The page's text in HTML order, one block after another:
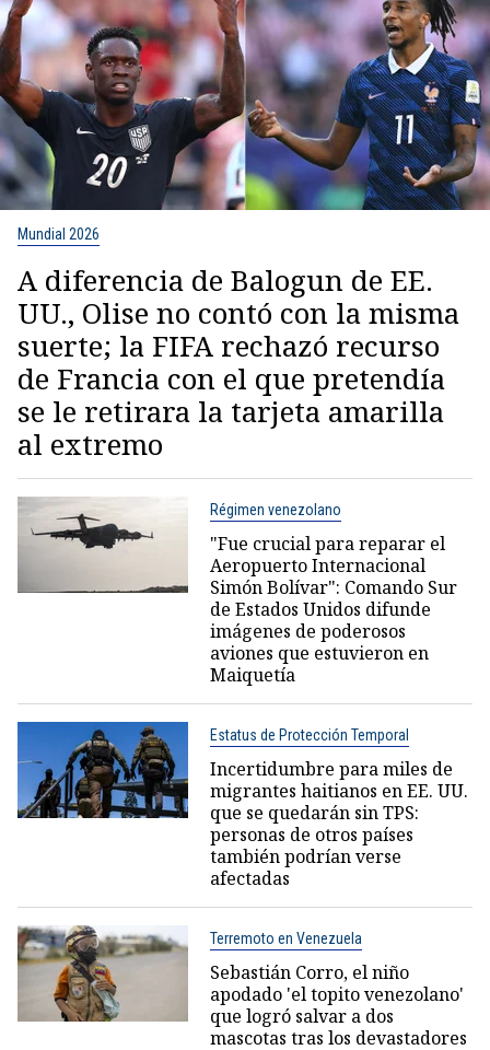
Mundial 2026
A diferencia de Balogun de EE.
UU., Olise no contó con la misma
suerte; la FIFA rechazó recurso
de Francia con el que pretendía
se le retirara la tarjeta amarilla
al extremo
Régimen venezolano
"Fue crucial para reparar el
Aeropuerto Internacional
Simón Bolívar": Comando Sur
de Estados Unidos difunde
imágenes de poderosos
aviones que estuvieron en
Maiquetía
Estatus de Protección Temporal
Incertidumbre para miles de
migrantes haitianos en EE. UU.
que se quedarán sin TPS:
personas de otros países
también podrían verse
afectadas
Terremoto en Venezuela
Sebastián Corro, el niño
apodado 'el topito venezolano'
que logró salvar a dos
mascotas tras los devastadores